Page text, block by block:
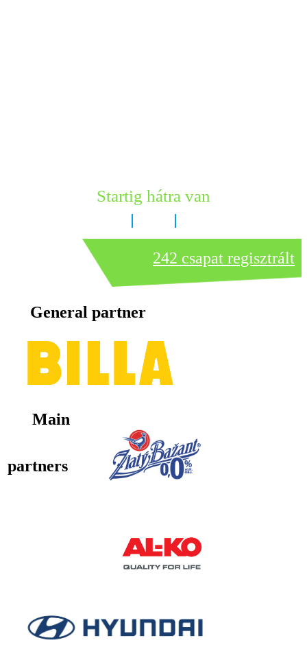
Startig hátra van
242 csapat regisztrált
General partner
Main
partners